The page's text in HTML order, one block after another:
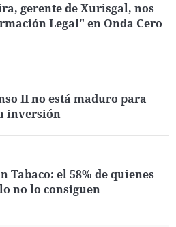
gerente de Xurisgal, nos
Legal" en Onda Cero
II no está maduro para
inversión
Tabaco: el 58% de quienes
no lo consiguen